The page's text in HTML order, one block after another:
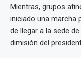
Mientras, grupos
iniciado una marcha
de llegar a la sede
dimisión del